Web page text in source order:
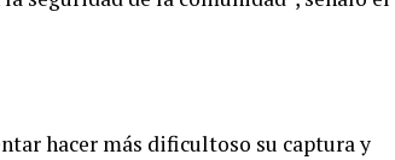
hacer más dificultoso su captura y